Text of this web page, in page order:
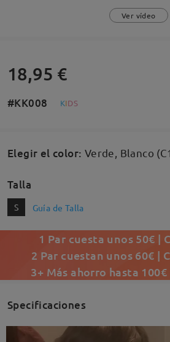
Ver vídeo
18,95 €
#KK008 KIDS
Elegir el color: Verde, Blanco
Talla
S Guía de Talla
1 Par cuesta unos 50€ |
2 Par cuestan unos 60€ |
3+ Más ahorro hasta
Specificaciones